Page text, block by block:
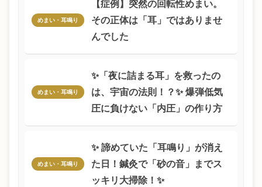
めまい・耳鳴り
️【症例】突然の回転性めまい。
その正体は「耳」ではありませ
んでした
めまい・耳鳴り
✨「夜に詰まる耳」を救ったの
は、宇宙の法則！？✨ 爆弾低気
圧に負けない「内圧」の作り方
めまい・耳鳴り
✨ 諦めていた「耳鳴り」が消え
た日！鍼灸で「砂の音」までス
ッキリ大掃除！✨